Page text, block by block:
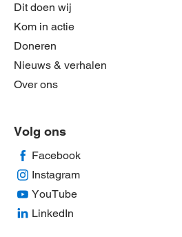
Dit doen wij
Kom in actie
Doneren
Nieuws & verhalen
Over ons
Volg ons
Facebook
Instagram
YouTube
LinkedIn